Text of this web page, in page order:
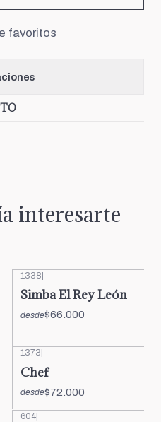
favoritos
interesarte
1338
Simba El Rey León
desde$66.000
1373
Chef
desde$72.000
604|